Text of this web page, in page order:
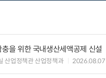
을 위한 국내생산세액공제 신설
산업정책관 산업정책과 2026.08.07